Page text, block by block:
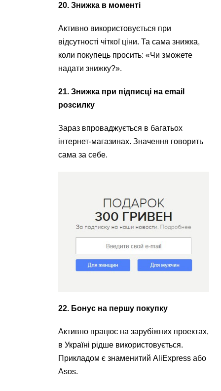
20. Знижка в моменті
Активно використовується при
відсутності чіткої ціни. Та сама знижка,
коли покупець просить: «Чи зможете
надати знижку?».
21. Знижка при підписці на email
розсилку
Зараз впроваджується в багатьох
інтернет-магазинах. Значення говорить
сама за себе.
22. Бонус на першу покупку
Активно працює на зарубіжних проектах,
в Україні рідше використовується.
Прикладом є знаменитий AliExpress або
Asos.